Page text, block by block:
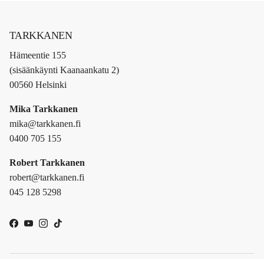
TARKKANEN
Hämeentie 155
(sisäänkäynti Kaanaankatu 2)
00560 Helsinki
Mika Tarkkanen
mika@tarkkanen.fi
0400 705 155
Robert Tarkkanen
robert@tarkkanen.fi
045 128 5298
Facebook
YouTube
Instagram
TikTok